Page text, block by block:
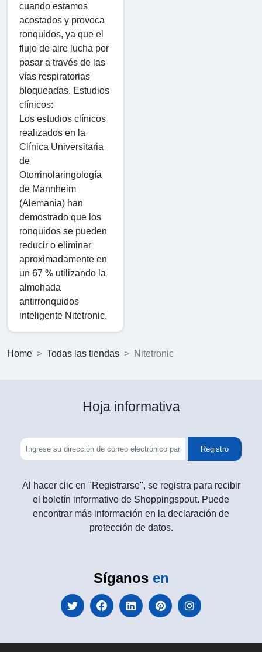
cuando estamos
acostados y provoca
ronquidos, ya que el
flujo de aire lucha por
pasar a través de las
vías respiratorias
bloqueadas. Estudios
clínicos:
Los estudios clínicos
realizados en la
Clínica Universitaria
de
Otorrinolaringología
de Mannheim
(Alemania) han
demostrado que los
ronquidos se pueden
reducir o eliminar
aproximadamente en
un 67 % utilizando la
almohada
antirronquidos
inteligente Nitetronic.
Home Todas las tiendas Nitetronic
Hoja informativa
Registro
Al hacer clic en "Registrarse", se registra para recibir
el boletín informativo de Shoppingspout. Puede
encontrar más información en la declaración de
protección de datos.
Síganos en